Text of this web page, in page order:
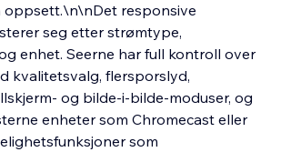
oppsett.\n\nDet responsive
seg etter strømtype,
enhet. Seerne har full kontroll over
kvalitetsvalg, flersporslyd,
og bilde-i-bilde-moduser, og
enheter som Chromecast eller
som